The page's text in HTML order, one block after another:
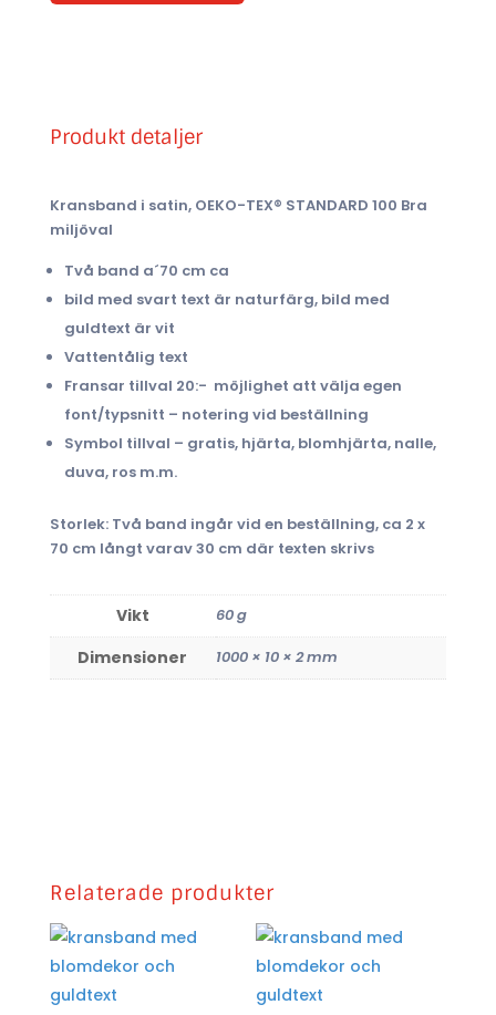
Produkt detaljer
Kransband i satin, OEKO-TEX® STANDARD 100 Bra
miljöval
Två band a´70 cm ca
bild med svart text är naturfärg, bild med
guldtext är vit
Vattentålig text
Fransar tillval 20:- möjlighet att välja egen
font/typsnitt – notering vid beställning
Symbol tillval – gratis, hjärta, blomhjärta, nalle,
duva, ros m.m.
Storlek: Två band ingår vid en beställning, ca 2 x
70 cm långt varav 30 cm där texten skrivs
Vikt 60 g
Dimensioner 1000 × 10 × 2 mm
Relaterade produkter